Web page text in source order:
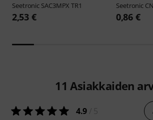
Seetronic SAC3MPX TR1
2,53 €
Seetronic
0,86 €
11 Asiakkaiden
4.9